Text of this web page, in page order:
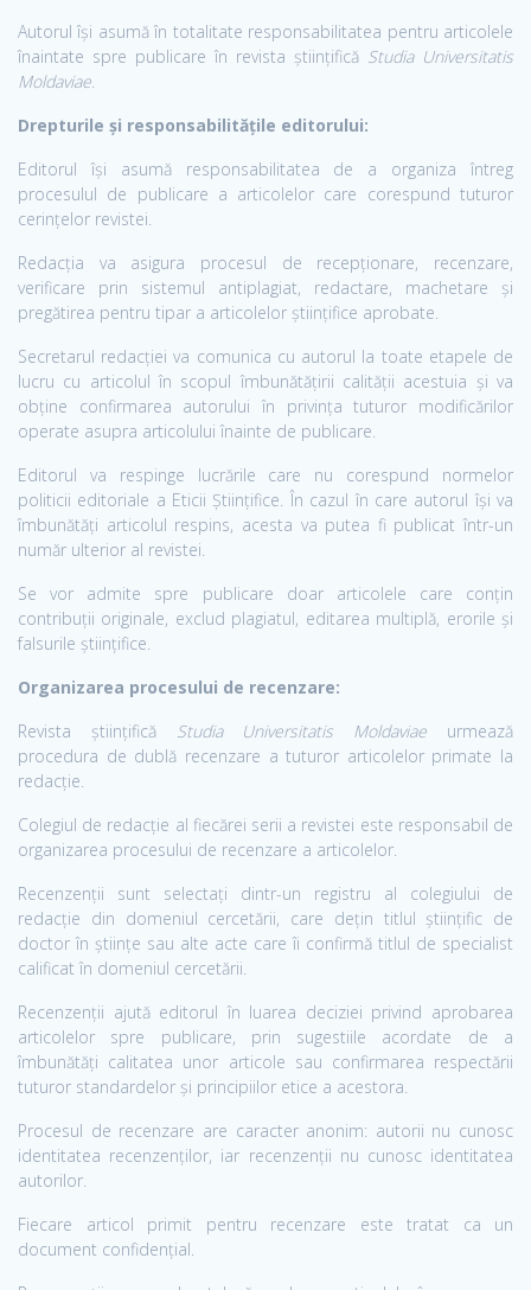
Autorul își asumă în totalitate responsabilitatea pentru articolele
înaintate spre publicare în revista științifică Studia Universitatis
Moldaviae.
Drepturile și responsabilitățile editorului:
Editorul își asumă responsabilitatea de a organiza întreg
procesulul de publicare a articolelor care corespund tuturor
cerințelor revistei.
Redacția va asigura procesul de recepționare, recenzare,
verificare prin sistemul antiplagiat, redactare, machetare și
pregătirea pentru tipar a articolelor științifice aprobate.
Secretarul redacției va comunica cu autorul la toate etapele de
lucru cu articolul în scopul îmbunătățirii calității acestuia și va
obține confirmarea autorului în privința tuturor modificărilor
operate asupra articolului înainte de publicare.
Editorul va respinge lucrările care nu corespund normelor
politicii editoriale a Eticii Științifice. În cazul în care autorul își va
îmbunătăți articolul respins, acesta va putea fi publicat într-un
număr ulterior al revistei.
Se vor admite spre publicare doar articolele care conțin
contribuții originale, exclud plagiatul, editarea multiplă, erorile și
falsurile științifice.
Organizarea procesului de recenzare:
Revista științifică Studia Universitatis Moldaviae urmează
procedura de dublă recenzare a tuturor articolelor primate la
redacție.
Colegiul de redacție al fiecărei serii a revistei este responsabil de
organizarea procesului de recenzare a articolelor.
Recenzenții sunt selectați dintr-un registru al colegiului de
redacție din domeniul cercetării, care dețin titlul științific de
doctor în științe sau alte acte care îi confirmă titlul de specialist
calificat în domeniul cercetării.
Recenzenții ajută editorul în luarea deciziei privind aprobarea
articolelor spre publicare, prin sugestiile acordate de a
îmbunătăți calitatea unor articole sau confirmarea respectării
tuturor standardelor și principiilor etice a acestora.
Procesul de recenzare are caracter anonim: autorii nu cunosc
identitatea recenzenților, iar recenzenții nu cunosc identitatea
autorilor.
Fiecare articol primit pentru recenzare este tratat ca un
document confidențial.